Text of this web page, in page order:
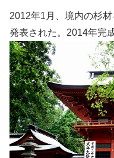
2012年1月、境内の杉
発表された。2014年完